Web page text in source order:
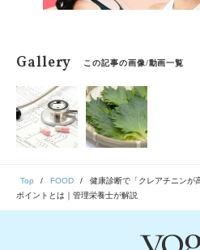
Gallery この記事の画像/動画一覧
Top FOOD
健康診断で「クレアチニンが
ポイントとは｜管理栄養士が解説